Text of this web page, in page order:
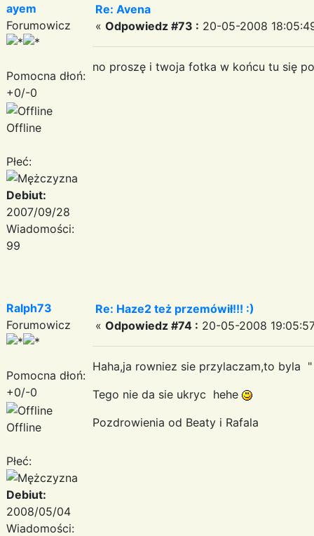
ayem
Forumowicz
Pomocna dłoń:
+0/-0
Offline
Płeć:
Debiut:
2007/09/28
Wiadomości:
99
Re: Avena
« Odpowiedz #73 : 20-05-2008
no proszę i twoja fotka w końcu tu się
Ralph73
Forumowicz
Pomocna dłoń:
+0/-0
Offline
Płeć:
Debiut:
2008/05/04
Wiadomości:
Re: Haze2 też przemówił!!! :)
« Odpowiedz #74 : 20-05-2008
Haha,ja rowniez sie przylaczam,to byla
Tego nie da sie ukryc hehe
Pozdrowienia od Beaty i Rafala